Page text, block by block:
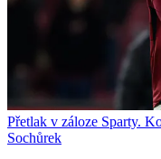
Přetlak v záloze Sparty.
Sochůrek